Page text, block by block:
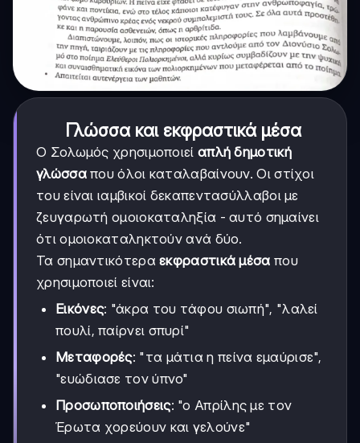
Γλώσσα και εκφραστικά μέσα
Ο Σολωμός χρησιμοποιεί απλή δημοτική
γλώσσαπου όλοι καταλαβαίνουν. Οι στίχοι
του είναι ιαμβικοί δεκαπεντασύλλαβοι με
ζευγαρωτή ομοιοκαταληξία - αυτό σημαίνει
ότι ομοιοκαταληκτούν ανά δύο.
Τα σημαντικότεραεκφραστικά μέσα που
χρησιμοποιεί είναι:
Εικόνες: "άκρα του τάφου σιωπή", "λαλεί
πουλί, παίρνει σπυρί"
Μεταφορές: "τα μάτια η πείνα εμαύρισε",
"ευώδιασε τον ύπνο"
Προσωποποιήσεις: "ο Απρίλης με τον
Έρωτα χορεύουν και γελούνε"